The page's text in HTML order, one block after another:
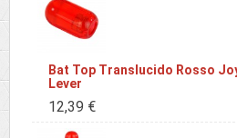
Bat Top Translucido Rosso
Lever
12,39 €